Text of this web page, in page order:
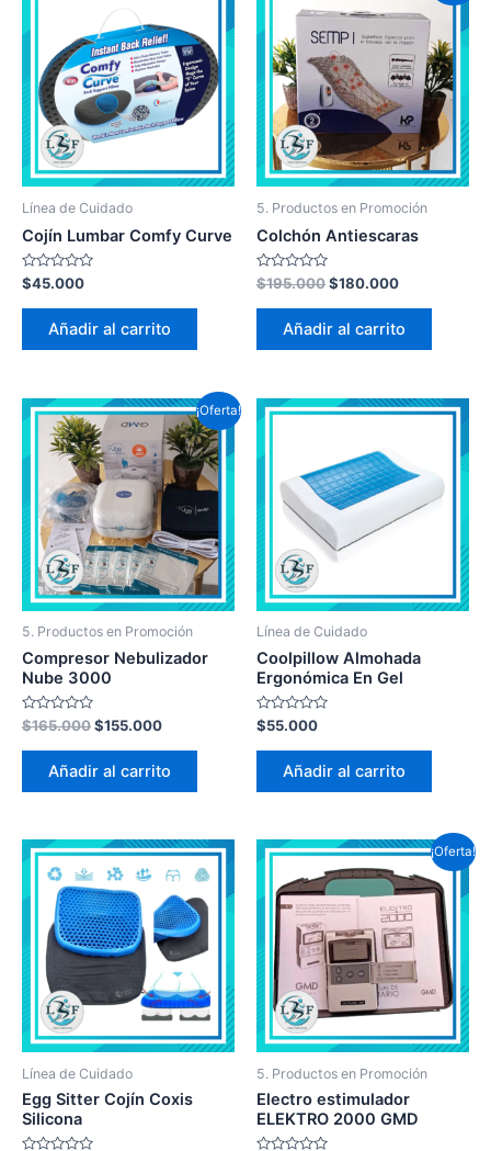
Línea de Cuidado
Cojín Lumbar Comfy Curve
Valorado
en
0
$45.000
Añadir al carrito
5. Productos en Promoción
Colchón Antiescaras
Valorado
en
0
$195.000$180.000
Añadir al carrito
¡Oferta!
5. Productos en Promoción
Compresor Nebulizador
Nube 3000
Valorado
en
0
$165.000$155.000
Añadir al carrito
Línea de Cuidado
Coolpillow Almohada
Ergonómica En Gel
Valorado
en
0
$55.000
Añadir al carrito
Línea de Cuidado
Egg Sitter Cojín Coxis
Silicona
¡Oferta!
5. Productos en Promoción
Electro estimulador
ELEKTRO 2000 GMD